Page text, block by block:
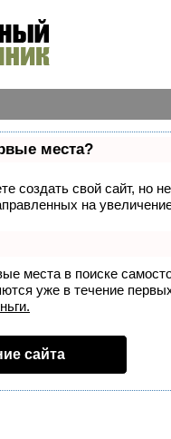
места?
создать свой сайт, но
на
места в поиске
уже в течение
сайта